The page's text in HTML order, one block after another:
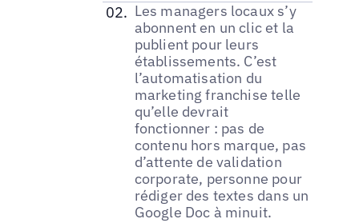
Les managers locaux s’y
abonnent en un clic et la
publient pour leurs
établissements. C’est
l’automatisation du
marketing franchise telle
qu’elle devrait
fonctionner : pas de
contenu hors marque, pas
d’attente de validation
corporate, personne pour
rédiger des textes dans un
Google Doc à minuit.